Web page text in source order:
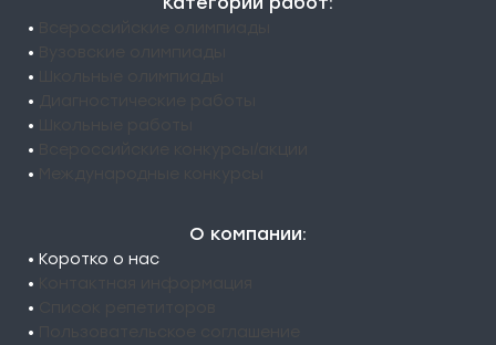
•
•
•
•
•
•
•
О компании:
• Коротко о нас
•
•
•